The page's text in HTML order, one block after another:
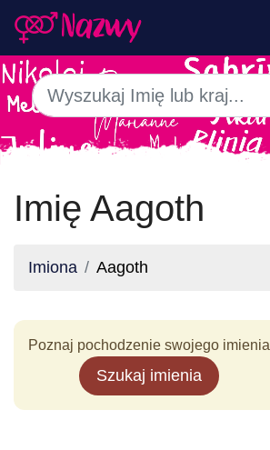
Imię Aagoth
Imiona Aagoth
Poznaj pochodzenie swojego imienia
Szukaj imienia